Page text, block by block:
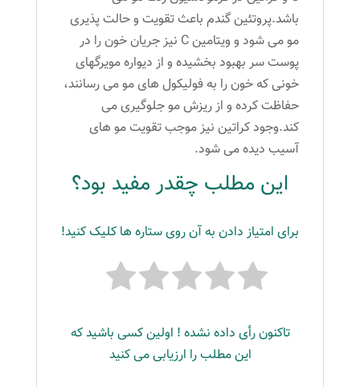
باشد.پروتئین گندم باعث تقویت و حالت پذیری
مو می شود و ویتامین C نیز جریان خون را در
پوست سر بهبود بخشیده و از دیواره مویرگهای
خونی که خون را به فولیکول های مو می رسانند،
حفاظت کرده و از ریزش مو جلوگیری می
کند.وجود کراتین نیز موجب تقویت مو های
آسیب دیده می شود.
این مطلب چقدر مفید بود؟
برای امتیاز دادن به آن روی ستاره ها کلیک کنید!
تاکنون رأی داده نشده ! اولین کسی باشید که
این مطلب را ارزیابی می کنید